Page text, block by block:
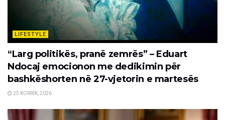
LIFESTYLE
“Larg politikës, pranë zemrës” – Eduart
Ndocaj emocionon me dedikimin për
bashkëshorten në 27-vjetorin e martesës
25 KORRIK, 2026